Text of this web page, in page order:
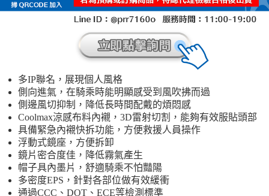
多IP聯名，展現個人風格
側向進氣，在騎乘時能明顯感受到風吹拂而過
側邊風切抑制，降低長時間配戴的煩悶感
Coolmax涼感布料內襯，3D雷射切割，能夠有效服貼頭部
具備緊急內襯快拆功能，方便救援人員操作
浮動式鏡座，方便拆卸
鏡片密合度佳，降低霧氣產生
帽子具內墨片，舒適騎乘不怕豔陽
多密度EPS，針對各部位做有效緩衝
通過CCC、DOT、ECE等檢測標準